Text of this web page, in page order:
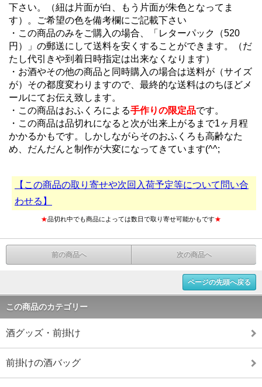
下さい。（紐は片面が白、もう片面が朱色となってま
す）。ご希望の色を備考欄にご記載下さい
・この商品のみをご購入の場合、「レターパック（520
円）」の郵送にして送料を安くすることができます。（だ
たし代引きや到着日時指定は出来なくなります）
・お酒やその他の商品と同時購入の場合は送料が（サイズ
が）その都度変わりますので、最終的な送料はのちほどメ
ールにてお伝え致します。
・この商品はおふくろによる手作りの限定品です。
・この商品は品切れになると次が出来上がるまで1ヶ月程
かかるかもです。しかしながらそのおふくろも高齢なた
め、だんだんと制作が大変になってきています(^^;
【この商品の取り寄せや次回入荷予定等について問い合
わせる】
★品切れ中でも商品によっては数日で取り寄せ可能かもです★
前の商品へ 次の商品へ
ページの先頭へ戻る
この商品のカテゴリー
酒グッズ・前掛け
前掛けの酒バッグ